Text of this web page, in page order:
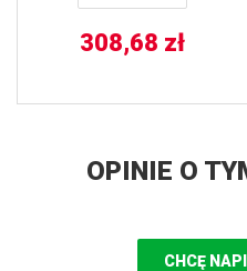
308,68 zł
OPINIE O
CHCĘ